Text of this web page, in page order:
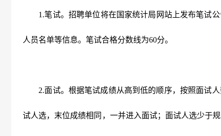
1.笔试。招聘单位将在国家统计局网站上发布笔试
人员名单等信息。笔试合格分数线为60分。
2.面试。根据笔试成绩从高到低的顺序，按照面试
试人选，末位成绩相同，一并进入面试；面试人选少于